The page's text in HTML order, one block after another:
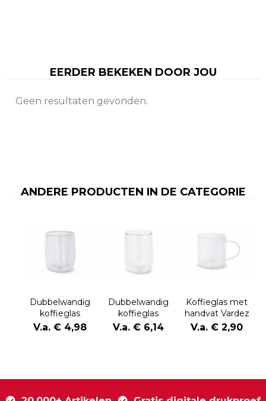
EERDER BEKEKEN DOOR JOU
Geen resultaten gevonden.
ANDERE PRODUCTEN IN DE CATEGORIE
Dubbelwandig
koffieglas
Marian 230 ml
V.a. € 4,98
Dubbelwandig
koffieglas
Marian 320 ml
V.a. € 6,14
Koffieglas met
handvat Vardez
300 ml
V.a. € 2,90